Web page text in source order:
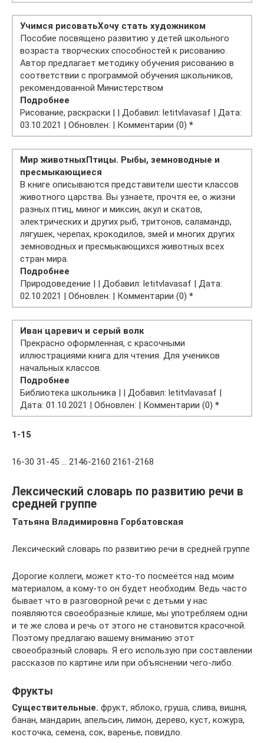
Учимся рисоватьХочу стать художником
Пособие посвящено развитию у детей школьного
возраста творческих способностей к рисованию.
Автор предлагает методику обучения рисованию в
соответствии с программой обучения школьников,
рекомендованной Министерством
Подробнее
Рисование, раскраски | | Добавил: letitvlavasaf | Дата:
03.10.2021 | Обновлен: | Комментарии (0) *
Мир животныхПтицы. Рыбы, земноводные и
пресмыкающиеся
В книге описываются представители шести классов
животного царства. Вы узнаете, прочтя ее, о жизни
разных птиц, миног и миксин, акул и скатов,
электрических и других рыб, тритонов, саламандр,
лягушек, черепах, крокодилов, змей и многих других
земноводных и пресмыкающихся животных всех
стран мира.
Подробнее
Природоведение | | Добавил: letitvlavasaf | Дата:
02.10.2021 | Обновлен: | Комментарии (0) *
Иван царевич и серый волк
Прекрасно оформленная, с красочными
иллюстрациями книга для чтения. Для учеников
начальных классов.
Подробнее
Библиотека школьника | | Добавил: letitvlavasaf |
Дата: 01.10.2021 | Обновлен: | Комментарии (0) *
1-15
16-30 31-45 … 2146-2160 2161-2168
Лексический словарь по развитию речи в
средней группе
Татьяна Владимировна Горбатовская
Лексический словарь по развитию речи в средней группе
Дорогие коллеги, может кто-то посмеётся над моим
материалом, а кому-то он будет необходим. Ведь часто
бывает что в разговорной речи с детьми у нас
появляются своеобразные клише, мы употребляем одни
и те же слова и речь от этого не становится красочной.
Поэтому предлагаю вашему вниманию этот
своеобразный словарь. Я его использую при составлении
рассказов по картине или при объяснении чего-либо.
Фрукты
Существительные. фрукт, яблоко, груша, слива, вишня,
банан, мандарин, апельсин, лимон, дерево, куст, кожура,
косточка, семена, сок, варенье, повидло.